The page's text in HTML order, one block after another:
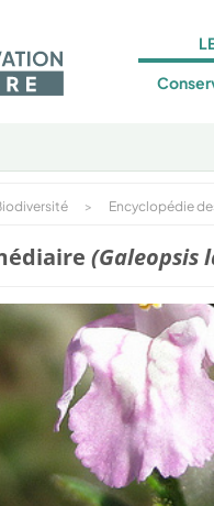
> Encyclopédie
(Galeopsis